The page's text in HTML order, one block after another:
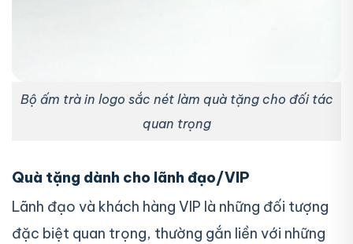
Bộ ấm trà in logo sắc nét làm quà tặng cho đối tác
quan trọng
Quà tặng dành cho lãnh đạo/VIP
Lãnh đạo và khách hàng VIP là những đối tượng
đặc biệt quan trọng, thường gắn liền với những